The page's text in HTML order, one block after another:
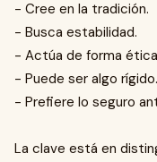
- Cree en la tradición.
- Busca estabilidad.
- Actúa de forma
- Puede ser algo rígido.
- Prefiere lo seguro
La clave está en